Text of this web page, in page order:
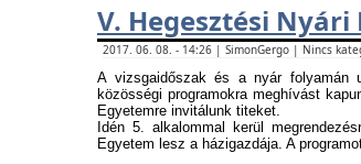
V. Hegesztési Nyári
2017. 06. 08. - 14:26 | SimonGergo | Nincs
A vizsgaidőszak és a nyár folyamán
közösségi programokra meghívást
Egyetemre invitálunk titeket.
Idén 5. alkalommal kerül
Egyetem lesz a házigazdája. A